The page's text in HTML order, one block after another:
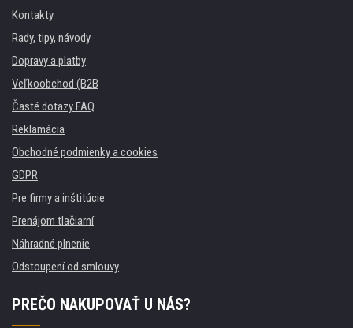
Kontakty
Rady, tipy, návody
Dopravy a platby
Veľkoobchod (B2B
Časté dotazy FAQ
Reklamácia
Obchodné podmienky a cookies
GDPR
Pre firmy a inštitúcie
Prenájom tlačiarní
Náhradné plnenie
Odstoupení od smlouvy
PREČO NAKUPOVAŤ U NÁS?